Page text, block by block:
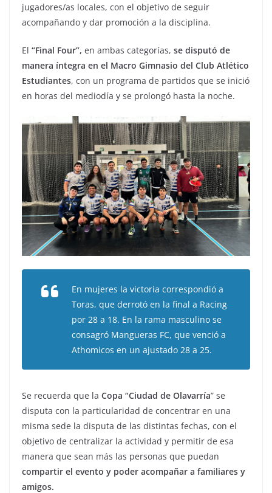
jugadores/as locales, con el objetivo de seguir
acompañando y dar promoción a la disciplina.
El “Final Four”, en ambas categorías, se disputó de
manera íntegra en el Macro Gimnasio del Club Atlético
Estudiantes, con un programa de partidos que se inició
en horas del mediodía y se prolongó hasta la noche.
En mujeres la victoria correspondió a
Toras, que derrotó en la final a Racing
por 28 a 18. En la rama masculino se
consagró Mangueras FC, que venció a
Athomicos en un ajustado 28 a 25.
Se recuerda que la Copa “Ciudad de Olavarría” se
disputa con la particularidad de concentrar en una
misma sede la disputa de las distintas fechas, con el
objetivo de centralizar la actividad y permitir de esa
manera que sean más las personas que puedan
compartir el evento y poder acompañar a familiares y
amigos.